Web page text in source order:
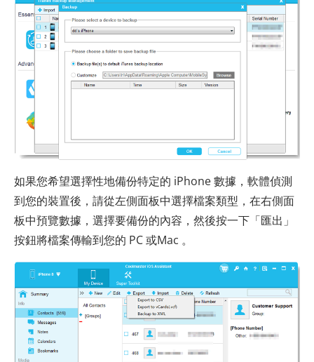
如果您希望選擇性地備份特定的 iPhone 數據，軟體偵測
到您的裝置後，請從左側面板中選擇檔案類型，在右側面
板中預覽數據，選擇要備份的內容，然後按一下「匯出」
按鈕將檔案傳輸到您的 PC 或Mac 。